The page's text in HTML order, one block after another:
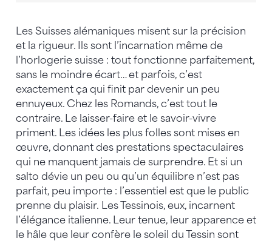
Les Suisses alémaniques misent sur la précision
et la rigueur. Ils sont l’incarnation même de
l’horlogerie suisse : tout fonctionne parfaitement,
sans le moindre écart… et parfois, c’est
exactement ça qui finit par devenir un peu
ennuyeux. Chez les Romands, c’est tout le
contraire. Le laisser-faire et le savoir-vivre
priment. Les idées les plus folles sont mises en
œuvre, donnant des prestations spectaculaires
qui ne manquent jamais de surprendre. Et si un
salto dévie un peu ou qu’un équilibre n’est pas
parfait, peu importe : l’essentiel est que le public
prenne du plaisir. Les Tessinois, eux, incarnent
l’élégance italienne. Leur tenue, leur apparence et
le hâle que leur confère le soleil du Tessin sont